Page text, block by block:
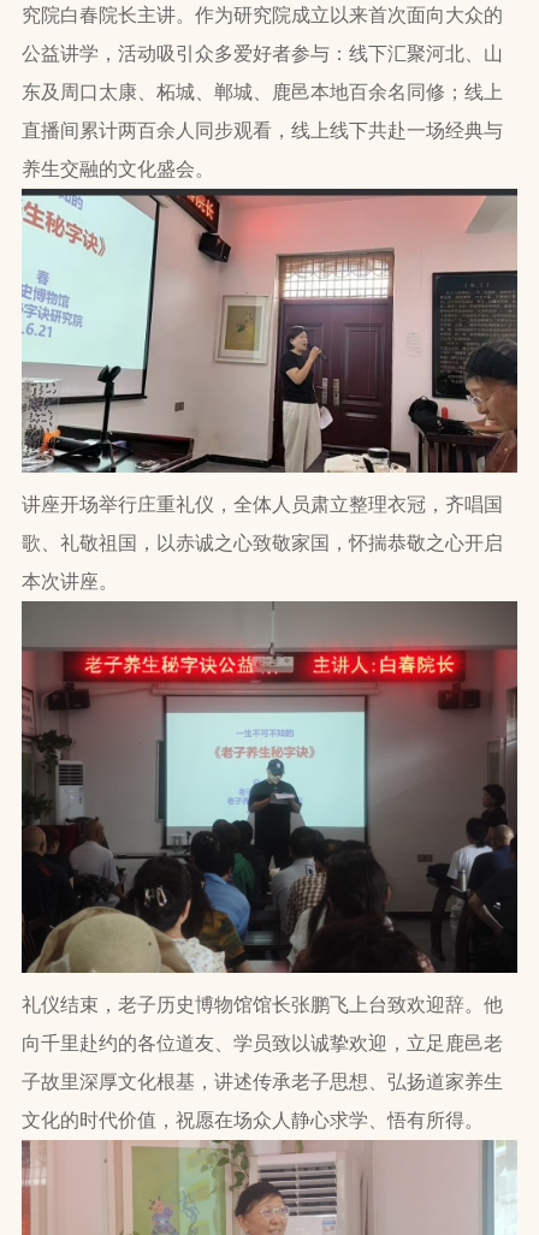
究院白春院长主讲。作为研究院成立以来首次面向大众的
公益讲学，活动吸引众多爱好者参与：线下汇聚河北、山
东及周口太康、柘城、郸城、鹿邑本地百余名同修；线上
直播间累计两百余人同步观看，线上线下共赴一场经典与
养生交融的文化盛会。
讲座开场举行庄重礼仪，全体人员肃立整理衣冠，齐唱国
歌、礼敬祖国，以赤诚之心致敬家国，怀揣恭敬之心开启
本次讲座。
礼仪结束，老子历史博物馆馆长张鹏飞上台致欢迎辞。他
向千里赴约的各位道友、学员致以诚挚欢迎，立足鹿邑老
子故里深厚文化根基，讲述传承老子思想、弘扬道家养生
文化的时代价值，祝愿在场众人静心求学、悟有所得。